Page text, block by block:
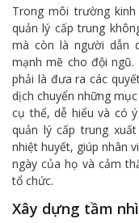
Trong môi trường
quản lý cấp trung
mà còn là người dẫn
mạnh mẽ cho đội
phải là đưa ra các
dịch chuyển những
cụ thể, dễ hiểu và có
quản lý cấp trung
nhiệt huyết, giúp nhân
ngày của họ và cảm
tổ chức.
Xây dựng tầm